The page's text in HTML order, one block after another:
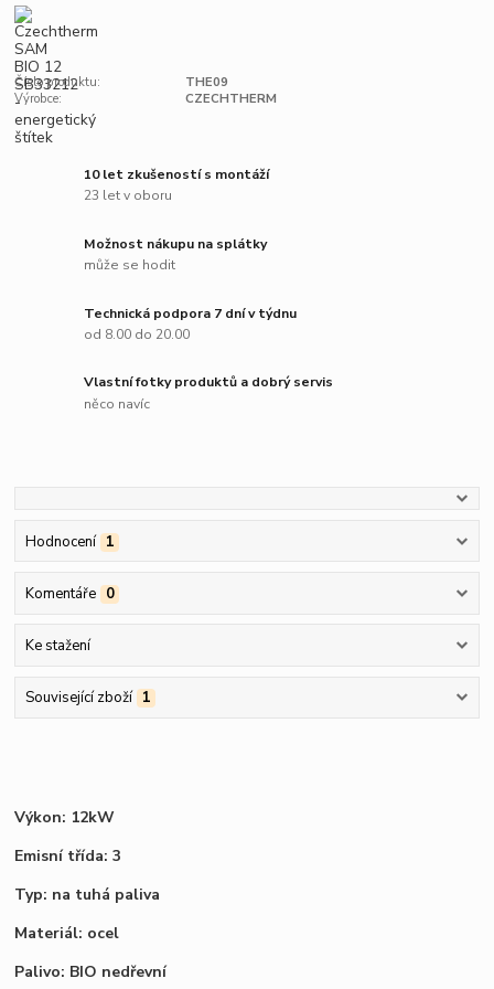
Číslo produktu:
THE09
Výrobce:
CZECHTHERM
10 let zkušeností s montáží
23 let v oboru
Možnost nákupu na splátky
může se hodit
Technická podpora 7 dní v týdnu
od 8.00 do 20.00
Vlastní fotky produktů a dobrý servis
něco navíc
Hodnocení 1
Komentáře 0
Ke stažení
Související zboží 1
Výkon: 12kW
Emisní třída: 3
Typ: na tuhá paliva
Materiál: ocel
Palivo: BIO nedřevní